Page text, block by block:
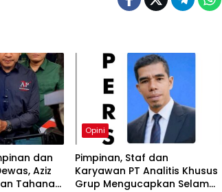
dan
Aziz
Tahanan
Opini
Pimpinan, Staf dan
Karyawan PT Analitis Khusus
Grup Mengucapkan Selamat